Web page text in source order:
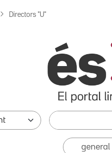
Directors "U"
general